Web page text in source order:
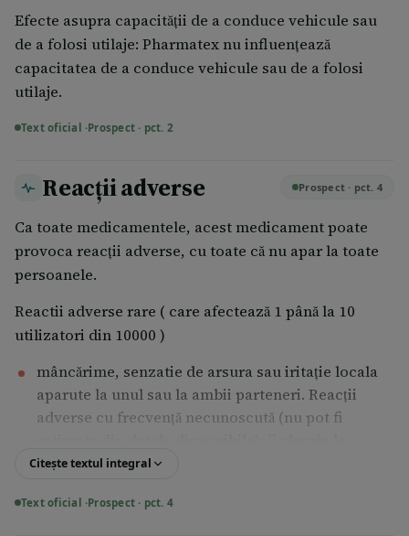
Pharmatex 18,9 mg capsule moi vaginale nu este, de
obicei, indicat (cu excepţia cazurilor în care v-a fost
recomandat de către medicul dumneavoastră) a fi
asociat cu alte medicamente administrate pe cale
vaginală (antifungice, antitrichomonas,
antibacteriene, antiseptice, antiherpetice, produse
pot avea ca rezultat pierderea eficacităţii sale
contraceptive. În acest caz, aşteptaţi până la
terminarea tratamentului pentru a putea utiliza acest
spermicid şi utilizaţi şi prezervativul pentru a asigura
o protecţie mai bună. Potrivit unui studiu de
modifică proprietăţile fizice şi mecanice ale
prezervativelor.
Pharmatex 18,9 mg capsule moi vaginale împreună
cu alimente şi băuturi Nu s-au demostrat interacţiuni.
Efecte asupra capacităţii de a conduce vehicule sau
de a folosi utilaje: Pharmatex nu influenţează
capacitatea de a conduce vehicule sau de a folosi
utilaje.
Text oficial ·Prospect · pct. 2
Reacții adverse Prospect · pct. 4
Ca toate medicamentele, acest medicament poate
provoca reacţii adverse, cu toate că nu apar la toate
persoanele.
Reactii adverse rare ( care afectează 1 până la 10
utilizatori din 10000 )
mâncărime, senzatie de arsura sau iritație locala
aparute la unul sau la ambii parteneri. Reacții
adverse cu frecvență necunoscută (nu pot fi
oricare dintre componentele medicamentului.
Raportarea reacţiilor adverse Dacă manifestaţi orice
Citește textul integral
Text oficial ·Prospect · pct. 4